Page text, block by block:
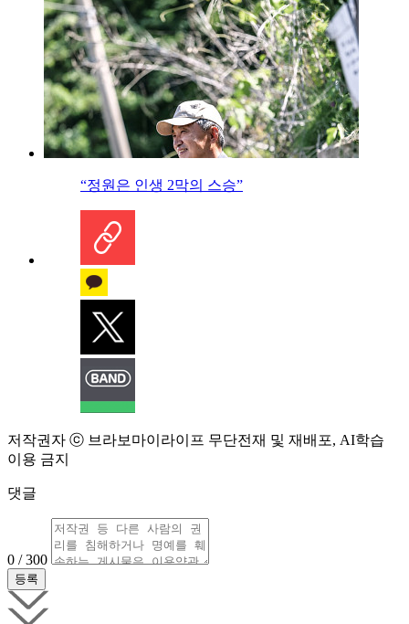
“정원은 인생 2막의 스승”
저작권자 ⓒ 브라보마이라이프 무단전재 및 재배포, AI학습
이용 금지
댓글
0 / 300